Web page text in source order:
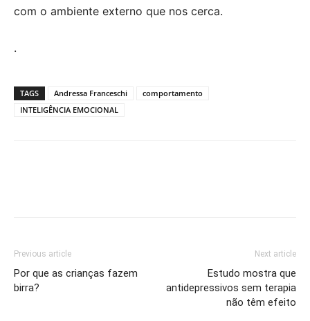
com o ambiente externo que nos cerca.
.
TAGS Andressa Franceschi
comportamento
INTELIGÊNCIA EMOCIONAL
Previous article
Por que as crianças fazem
birra?
Next article
Estudo mostra que
antidepressivos sem terapia
não têm efeito